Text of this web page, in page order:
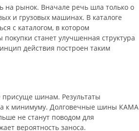
TRAZANO
Triangle
Tunga
Unigrip
Unistar
Wanli
WestLake
Windforce
Winrun
на рынок. Вначале речь шла только о
и грузовых машинах. В каталоге
с каталогом, в котором
станет улучшенная структура
действия построен таким
присуще шинам. Результаты
к минимуму. Долговечные шины КАМА
не станут поводом для
вероятность заноса.